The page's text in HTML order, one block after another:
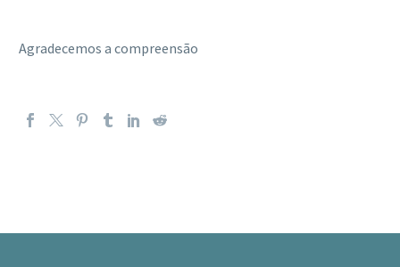
Agradecemos a compreensão